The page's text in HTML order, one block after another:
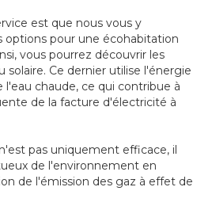
est que nous vous y
options pour une écohabitation
vous pourrez découvrir les
solaire. Ce dernier utilise l'énergie
l'eau chaude, ce qui contribue à
de la facture d'électricité à
pas uniquement efficace, il
de l'environnement en
de l'émission des gaz à effet de